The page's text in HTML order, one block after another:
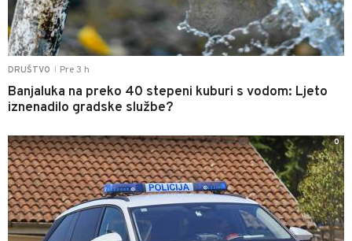
DRUŠTVO Pre 3 h
Banjaluka na preko 40 stepeni kuburi s vodom: Ljeto
iznenadilo gradske službe?
0